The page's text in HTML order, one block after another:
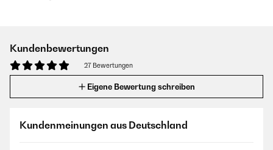
Kundenbewertungen
27 Bewertungen
Eigene Bewertung schreiben
Kundenmeinungen aus Deutschland